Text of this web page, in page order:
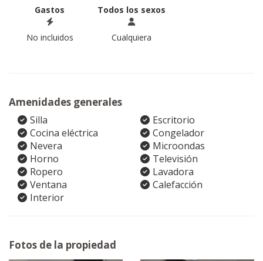
Gastos
No incluidos
Todos los sexos
Cualquiera
Amenidades generales
Silla
Escritorio
Cocina eléctrica
Congelador
Nevera
Microondas
Horno
Televisión
Ropero
Lavadora
Ventana
Calefacción
Interior
Fotos de la propiedad